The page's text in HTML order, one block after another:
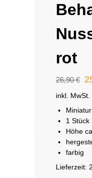
rot
26,90€
inkl. MwSt.
Miniatur
1 Stück
Höhe
farbig
Lieferzeit: